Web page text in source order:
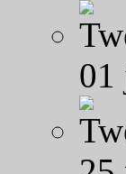
01